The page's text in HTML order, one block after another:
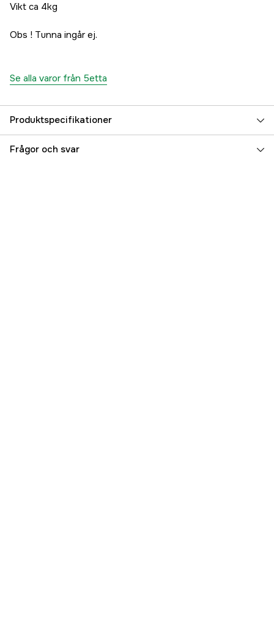
Vikt ca 4kg
Obs ! Tunna ingår ej.
Se alla varor från 5etta
Produktspecifikationer
Referensnummer 3000014895
Frågor och svar